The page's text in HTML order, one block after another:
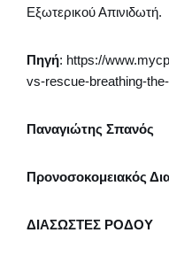
Εξωτερικού Απινιδωτή.
Πηγή: https://
vs-rescue-breathing-
Παναγιώτης Σπανός
Προνοσοκομειακός
ΔΙΑΣΩΣΤΕΣ ΡΟΔΟΥ